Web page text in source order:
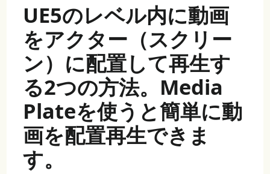
UE5のレベル内に動画
をアクター（スクリー
ン）に配置して再生す
る2つの方法。Media
Plateを使うと簡単に動
画を配置再生できま
す。